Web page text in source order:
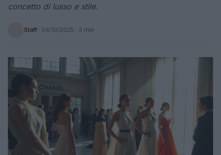
concetto di lusso e stile.
Staff · 04/10/2025 · 3 min